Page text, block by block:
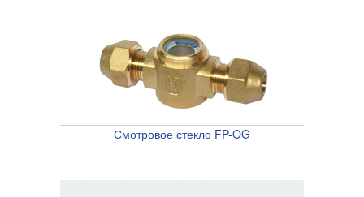
Смотровое стекло FP-OG